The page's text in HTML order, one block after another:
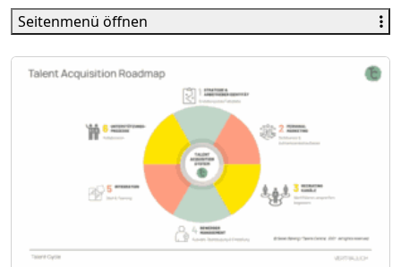
Seitenmenü öffnen